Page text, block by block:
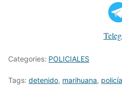
Categories: POLICIALES
Tags: detenido, marihuana,